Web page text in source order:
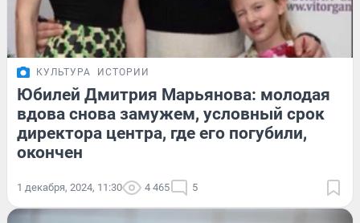
КУЛЬТУРА ИСТОРИИ
Юбилей Дмитрия Марьянова: молодая
вдова снова замужем, условный срок
директора центра, где его погубили,
окончен
1 декабря, 2024, 11:30 4 465 5